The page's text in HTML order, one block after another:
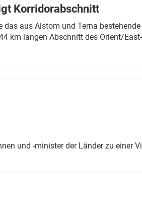
Korridorabschnitt
aus Alstom und Terna
km langen Abschnitt des Orient/
und -minister der Länder zu einer